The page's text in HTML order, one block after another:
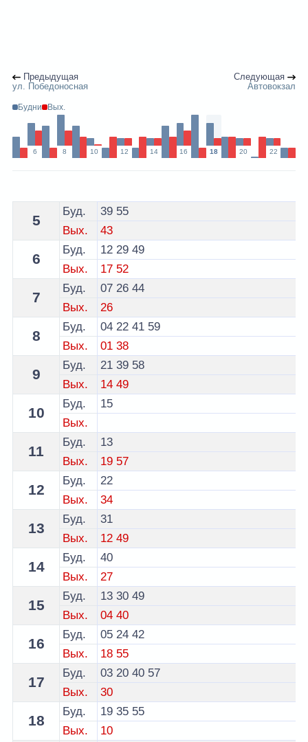
Предыдущая
ул. Победоносная
Следующая
Автовокзал
Будни Вых.
6 8 10 12 14 16 18 20 22
Расписание 3 троллейбуса Гродно - остановка
5
Буд. 39 55
Вых.
43
6
Буд. 12 29 49
Вых.
17 52
7
Буд. 07 26 44
Вых.
26
8
Буд. 04 22 41 59
Вых.
01 38
9
Буд. 21 39 58
Вых.
14 49
10
Буд.
15
Вых.
11
Буд.
13
Вых.
19 57
12
Буд.
22
Вых.
34
13
Буд.
31
Вых.
12 49
14
Буд.
40
Вых.
27
15
Буд. 13 30 49
Вых.
04 40
16
Буд. 05 24 42
Вых.
18 55
17
Буд. 03 20 40 57
Вых.
30
18
Буд. 19 35 55
Вых.
10